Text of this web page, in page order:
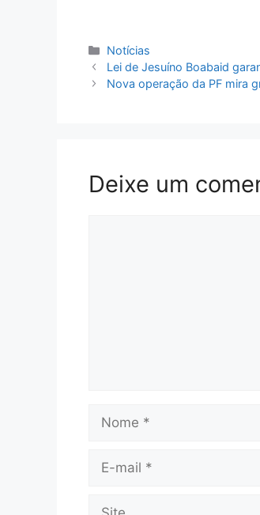
Categorias
Notícias
Lei de Jesuíno Boabaid
Nova operação da PF mira
Deixe um
Nome
Site